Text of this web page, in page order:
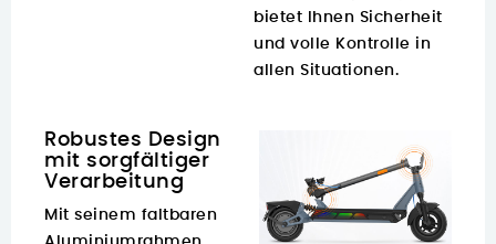
bietet Ihnen Sicherheit
und volle Kontrolle in
allen Situationen.
Robustes Design
mit sorgfältiger
Verarbeitung
Mit seinem faltbaren